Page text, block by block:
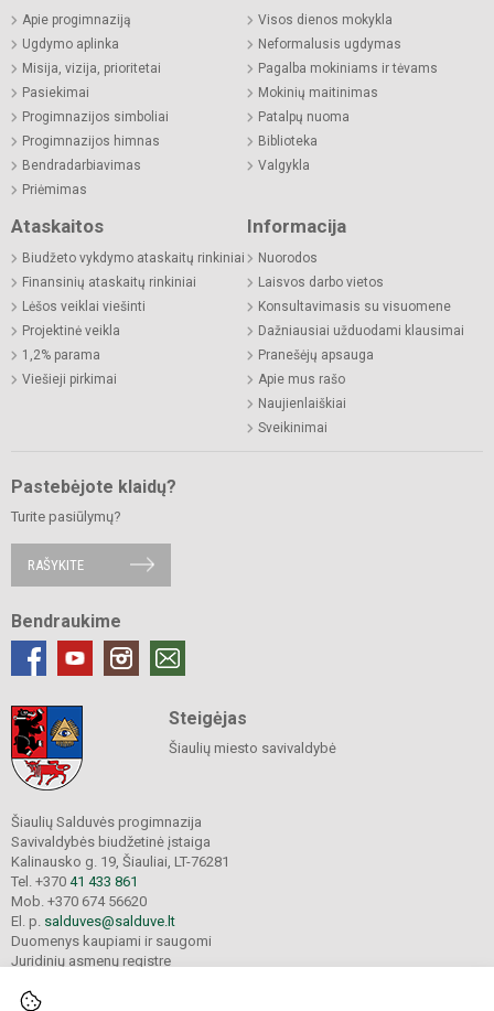
Apie progimnaziją
Ugdymo aplinka
Misija, vizija, prioritetai
Pasiekimai
Progimnazijos simboliai
Progimnazijos himnas
Bendradarbiavimas
Priėmimas
Visos dienos mokykla
Neformalusis ugdymas
Pagalba mokiniams ir tėvams
Mokinių maitinimas
Patalpų nuoma
Biblioteka
Valgykla
Ataskaitos
Biudžeto vykdymo ataskaitų rinkiniai
Finansinių ataskaitų rinkiniai
Lėšos veiklai viešinti
Projektinė veikla
1,2% parama
Viešieji pirkimai
Informacija
Nuorodos
Laisvos darbo vietos
Konsultavimasis su visuomene
Dažniausiai užduodami klausimai
Pranešėjų apsauga
Apie mus rašo
Naujienlaiškiai
Sveikinimai
Pastebėjote klaidų?
Turite pasiūlymų?
RAŠYKITE
Bendraukime
Steigėjas
Šiaulių miesto savivaldybė
Šiaulių Salduvės progimnazija
Savivaldybės biudžetinė įstaiga
Kalinausko g. 19, Šiauliai, LT-76281
Tel. +370 41 433 861
Mob. +370 674 56620
El. p. salduves@salduve.lt
Duomenys kaupiami ir saugomi
Juridinių asmenų registre